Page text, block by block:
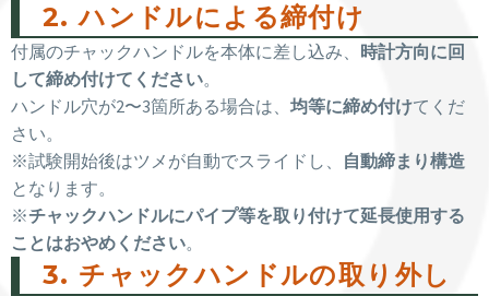
2. ハンドルによる締付け
付属のチャックハンドルを本体に差し込み、 時計方向に回
して締め付けてください。
ハンドル穴が2〜3箇所ある場合は、 均等に締め付けてくだ
さい。
※試験開始後はツメが自動でスライドし、 自動締まり構造
となります。
※チャックハンドルにパイプ等を取り付けて延長使用する
ことはおやめください。
3. チャックハンドルの取り外し